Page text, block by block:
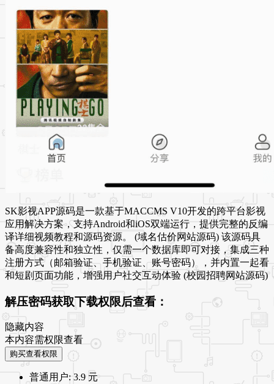
SK影视APP源码是一款基于MACCMS V10开发的跨平台影视
应用解决方案，支持Android和iOS双端运行，提供完整的反编
译详细视频教程和源码资源。 (域名估价网站源码) 该源码具
备高度兼容性和独立性，仅需一个数据库即可对接，集成三种
注册方式（邮箱验证、手机验证、账号密码），并内置一起看
和短剧页面功能，增强用户社交互动体验 (校园招聘网站源码)
解压密码获取下载权限后查看：
隐藏内容
本内容需权限查看
购买查看权限
普通用户: 3.9 元